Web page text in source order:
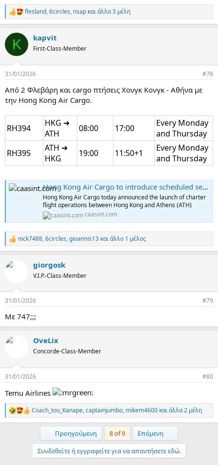
R
e
c
i
s
flesland,6circles, nsap και άλλα 3 μέλη
K kapvit
First-Class-Member
31/01/2026 #78
Από 2 Φλεβάρη και cargo πτήσεις Χονγκ Κονγκ - Αθήνα με
την Hong Kong Air Cargo.
RH394
HKG ➜
ATH
08:00 17:00
Every Monday
and Thursday
RH395
ATH ➜
HKG
19:00 11:50+1
Every Monday
and Thursday
Hong Kong Air Cargo to introduce scheduled services to Athens
Hong Kong Air Cargo today announced the launch of charter
flight operations between Hong Kong and Athens (ATH)
caasint.com
R
e
c
n
s
nick7488,6circles,gioannis13 και άλλο 1 μέλος
giorgosk
V.I.P.-Class-Member
31/01/2026 #79
Με 747;;;
OveLix
Concorde-Class-Member
31/01/2026 #80
Temu Airlines
R
e
Coach_tou_Kanape,captainjumbo, mikem4600 και άλλα 2 μέλη
Προηγούμενη 8 of 9 Επόμενη
Συνδεθείτε ή εγγραφείτε για να απαντήσετε εδώ.